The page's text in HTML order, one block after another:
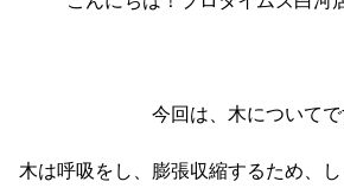
今回は、木についてで
木は呼吸をし、膨張収縮するため、